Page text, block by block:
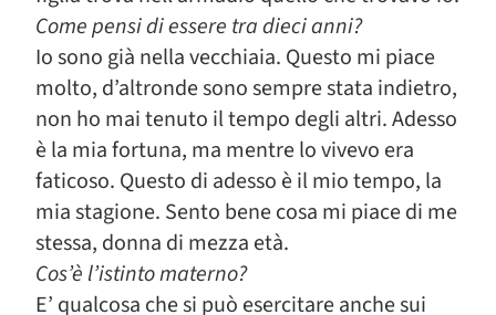
Come pensi di essere tra dieci anni?
Io sono già nella vecchiaia. Questo mi piace
molto, d’altronde sono sempre stata indietro,
non ho mai tenuto il tempo degli altri. Adesso
è la mia fortuna, ma mentre lo vivevo era
faticoso. Questo di adesso è il mio tempo, la
mia stagione. Sento bene cosa mi piace di me
stessa, donna di mezza età.
Cos’è l’istinto materno?
E’ qualcosa che si può esercitare anche sui